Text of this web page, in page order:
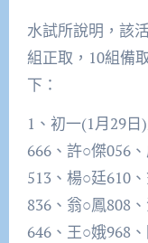
水試所說明，該
組正取，10組備
下：
1、初一(1月29
666、許○傑056
513、楊○廷610
836、翁○鳳808
646、王○娥968